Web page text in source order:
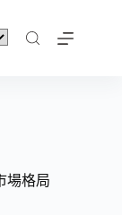
場格局